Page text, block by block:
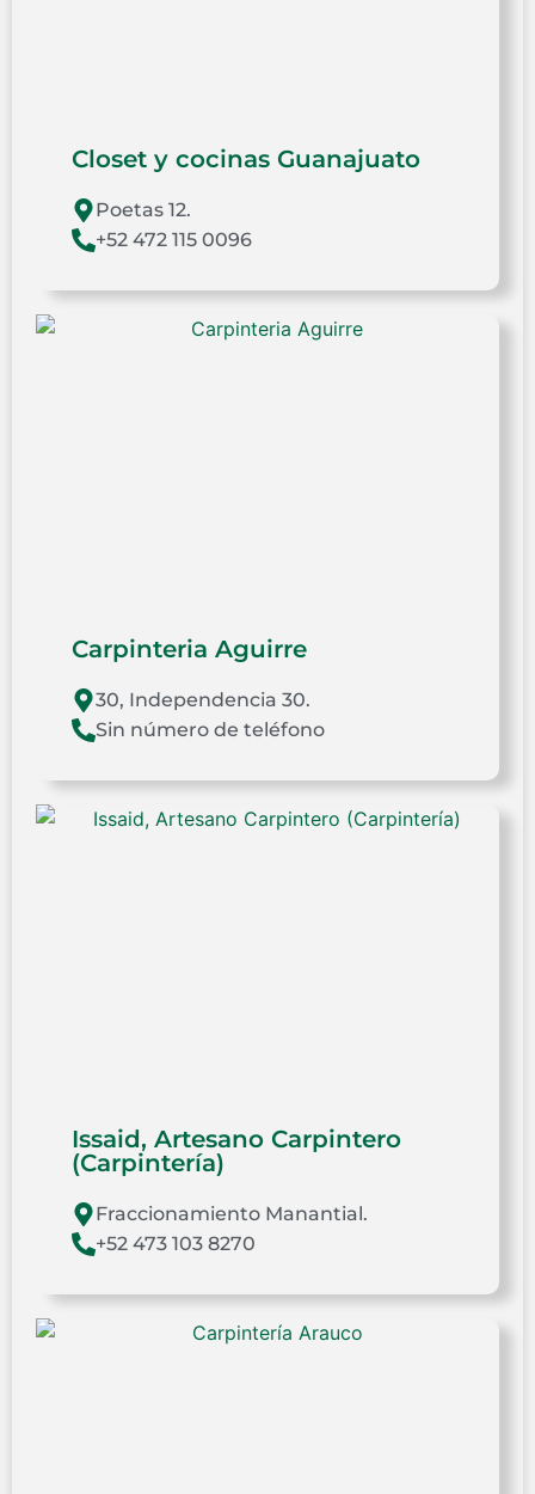
Closet y cocinas Guanajuato
Poetas 12.
+52 472 115 0096
Carpinteria Aguirre
30, Independencia 30.
Sin número de teléfono
Issaid, Artesano Carpintero
(Carpintería)
Fraccionamiento Manantial.
+52 473 103 8270